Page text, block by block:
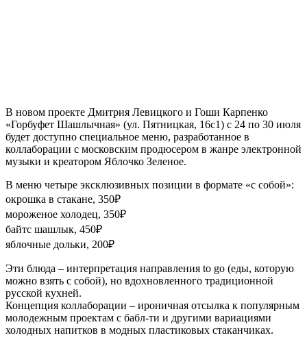
В новом проекте Дмитрия Левицкого и Гоши Карпенко
«Горбуфет Шашлычная» (ул. Пятницкая, 16с1) с 24 по 30 июля
будет доступно специальное меню, разработанное в
коллаборации с московским продюсером в жанре электронной
музыки и креатором Яблочко Зеленое.
В меню четыре эксклюзивных позиции в формате «с собой»:
окрошка в стакане, 350₽
мороженое холодец, 350₽
байтс шашлык, 450₽
яблочные дольки, 200₽
Эти блюда – интерпретация направления to go (еды, которую
можно взять с собой), но вдохновленного традиционной
русской кухней.
Концепция коллаборации – ироничная отсылка к популярным
молодежным проектам с бабл-ти и другими вариациями
холодных напитков в модных пластиковых стаканчиках.